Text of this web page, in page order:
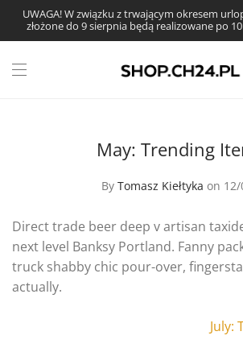
UWAGA! W związku z trwającym okresem
złożone do 9 sierpnia będą realizowane po
May: Trending
By Tomasz Kiełtyka on 12/
Direct trade beer deep v artisan
next level Banksy Portland. Fanny
truck shabby chic pour-over,
actually.
July: